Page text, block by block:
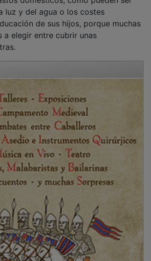
revertir esta situación, la Fundación
impulsan la séptima edición de
en favor de los Bancos de
hogar sin alimentos», con el
la acción colectiva y ayudar a
de la pobreza alimentaria en
de este año arranca con una
millón de euros por parte de la
como ya había hecho en las